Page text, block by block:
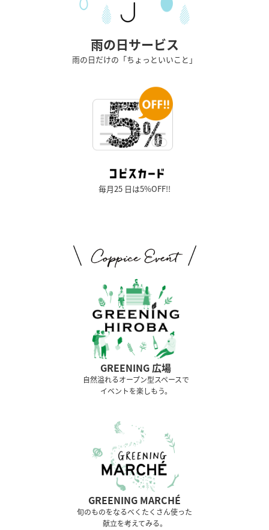
雨の日サービス
雨の日だけの「ちょっといいこと」
毎月25 日は5%OFF!!
GREENING 広場
⾃然溢れるオープン型スペースで
イベントを楽しもう。
GREENING MARCHÉ
旬のものをなるべくたくさん使った
献立を考えてみる。